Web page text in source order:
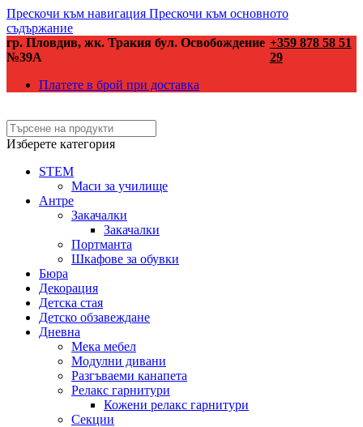
Прескочи към навигация Прескочи към основното
съдържание
гр. Пловдив, жк. Тракия бул. Освобождение
№39А
+359 878 58 51
29
Платете в брой при доставка
Изберете категория
STEM
Маси за училище
Антре
Закачалки
Закачалки
Портманта
Шкафове за обувки
Бюра
Декорация
Детска стая
Детско обзавеждане
Дневна
Мека мебел
Модулни дивани
Разгъваеми канапета
Релакс гарнитури
Кожени релакс гарнитури
Секции